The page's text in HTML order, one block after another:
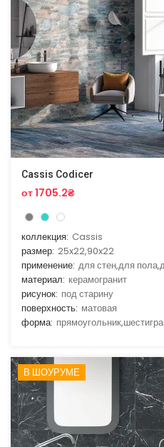
Cassis Codicer
от 1705.2₴
коллекция: Cassis
размер: 25x22,90x22
применение: для стен,для
материал: керамогранит
рисунок: под старину
поверхность: матовая
форма:
В ШОУРУМЕ